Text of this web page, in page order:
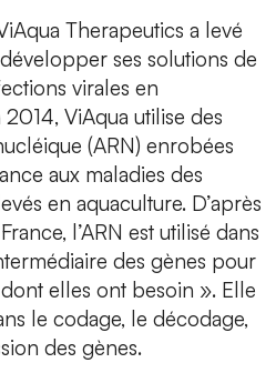
Therapeutics a levé
ses solutions de
virales en
ViAqua utilise des
(ARN) enrobées
aux maladies des
en aquaculture. D’après
l’ARN est utilisé dans
des gènes pour
elles ont besoin ». Elle
le codage, le décodage,
des gènes.